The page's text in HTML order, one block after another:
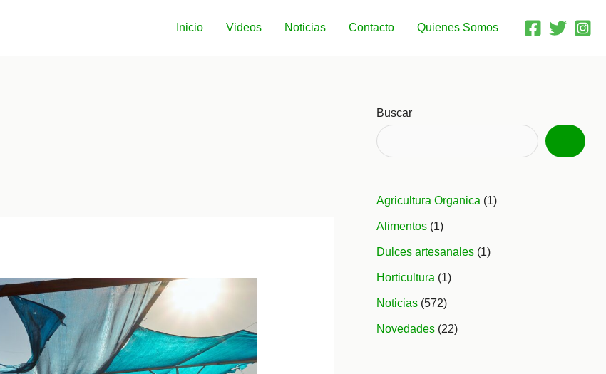
Inicio Videos Noticias Contacto Quienes Somos
Buscar
Agricultura Organica (1)
Alimentos (1)
Dulces artesanales (1)
Horticultura (1)
Noticias (572)
Novedades (22)